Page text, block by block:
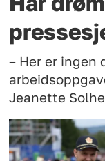
– Her er ingen
Jeanette